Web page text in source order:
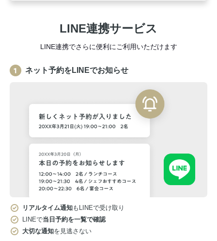
LINE連携サービス
LINE連携でさらに便利にご利用いただけます
ネット予約をLINEでお知らせ
リアルタイム通知もLINEで受け取り
LINEで当日予約を一覧で確認
大切な通知を見逃さない